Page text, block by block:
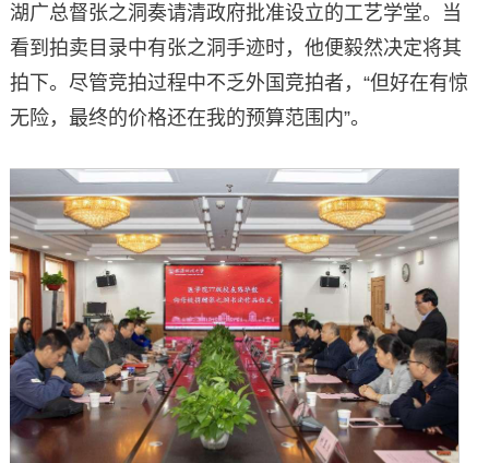
湖广总督张之洞奏请清政府批准设立的工艺学堂。当
看到拍卖目录中有张之洞手迹时，他便毅然决定将其
拍下。尽管竞拍过程中不乏外国竞拍者，“但好在有惊
无险，最终的价格还在我的预算范围内”。